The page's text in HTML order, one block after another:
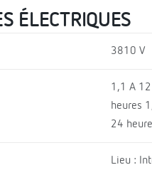
ÉLECTRIQUES
3810 V
1,1 A
heures
24
Lieu :